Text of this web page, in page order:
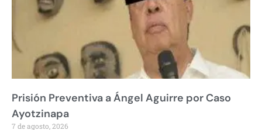
Prisión Preventiva a Ángel Aguirre por Caso
Ayotzinapa
7 de agosto, 2026